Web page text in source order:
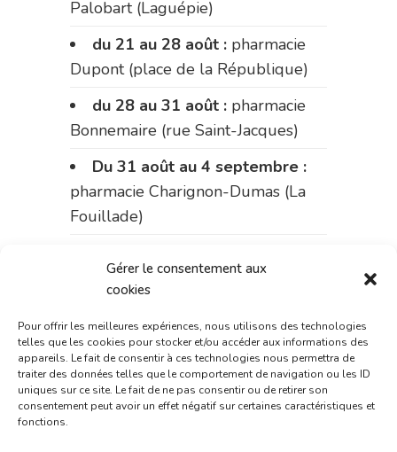
Gérer le consentement aux
cookies
Pour offrir les meilleures expériences, nous utilisons des technologies
telles que les cookies pour stocker et/ou accéder aux informations des
appareils. Le fait de consentir à ces technologies nous permettra de
traiter des données telles que le comportement de navigation ou les ID
uniques sur ce site. Le fait de ne pas consentir ou de retirer son
consentement peut avoir un effet négatif sur certaines caractéristiques et
fonctions.
Palobart (Laguépie)
du 21 au 28 août : pharmacie
Dupont (place de la République)
du 28 au 31 août : pharmacie
Bonnemaire (rue Saint-Jacques)
Du 31 août au 4 septembre :
pharmacie Charignon-Dumas (La
Fouillade)
pharmacie Carnus (rue Marcellin-
du 11 au 14 septembre :
pharmacie Dupont (place de la
République)